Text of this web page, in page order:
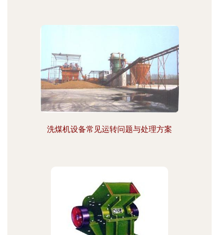
洗煤机设备常见运转问题与处理方案